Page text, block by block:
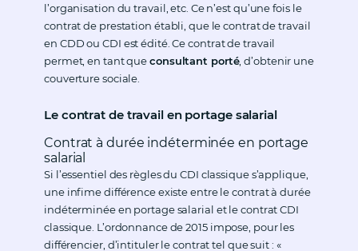
l’organisation du travail, etc. Ce n’est qu’une fois le
contrat de prestation établi, que le contrat de travail
en CDD ou CDI est édité. Ce contrat de travail
permet, en tant queconsultant porté, d’obtenir une
couverture sociale.
Le contrat de travail en portage salarial
Contrat à durée indéterminée en portage
salarial
Si l’essentiel des règles du CDI classique s’applique,
une infime différence existe entre le contrat à durée
indéterminée en portage salarial et le contrat CDI
classique. L’ordonnance de 2015 impose, pour les
différencier, d’intituler le contrat tel que suit : «